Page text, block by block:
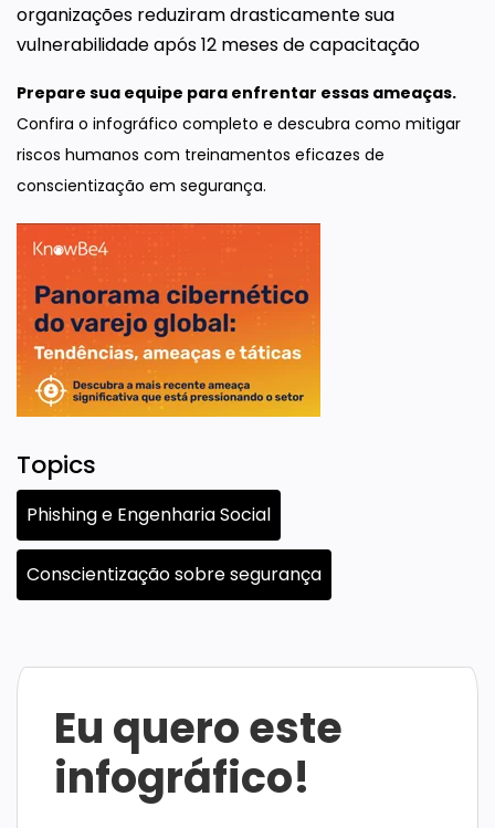
organizações reduziram drasticamente sua
vulnerabilidade após 12 meses de capacitação
Prepare sua equipe para enfrentar essas ameaças.
Confira o infográfico completo e descubra como mitigar
riscos humanos com treinamentos eficazes de
conscientização em segurança.
Topics
Phishing e Engenharia Social
Conscientização sobre segurança
Eu quero este
infográfico!